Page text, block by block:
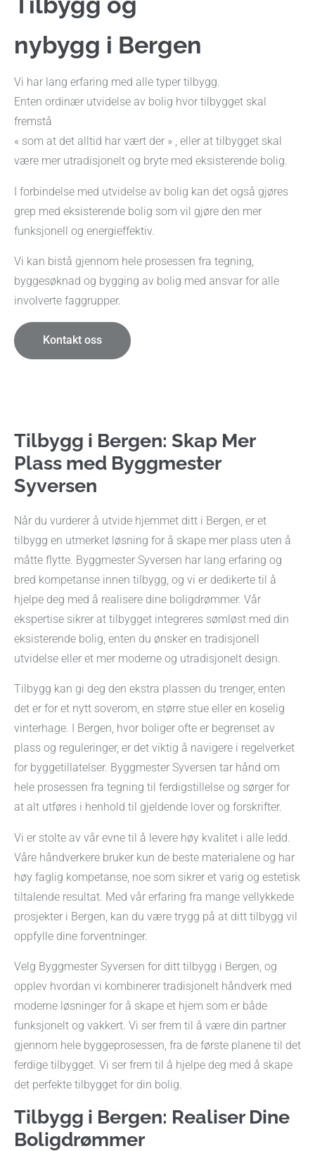
nybygg i Bergen
Vi har lang erfaring med alle typer tilbygg.
Enten ordinær utvidelse av bolig hvor tilbygget skal
fremstå
« som at det alltid har vært der » , eller at tilbygget skal
være mer utradisjonelt og bryte med eksisterende bolig.
I forbindelse med utvidelse av bolig kan det også gjøres
grep med eksisterende bolig som vil gjøre den mer
funksjonell og energieffektiv.
Vi kan bistå gjennom hele prosessen fra tegning,
byggesøknad og bygging av bolig med ansvar for alle
involverte faggrupper.
Kontakt oss
Tilbygg i Bergen: Skap Mer
Plass med Byggmester
Syversen
Når du vurderer å utvide hjemmet ditt i Bergen, er et
tilbygg en utmerket løsning for å skape mer plass uten å
måtte flytte. Byggmester Syversen har lang erfaring og
bred kompetanse innen tilbygg, og vi er dedikerte til å
hjelpe deg med å realisere dine boligdrømmer. Vår
ekspertise sikrer at tilbygget integreres sømløst med din
eksisterende bolig, enten du ønsker en tradisjonell
utvidelse eller et mer moderne og utradisjonelt design.
Tilbygg kan gi deg den ekstra plassen du trenger, enten
det er for et nytt soverom, en større stue eller en koselig
vinterhage. I Bergen, hvor boliger ofte er begrenset av
plass og reguleringer, er det viktig å navigere i regelverket
for byggetillatelser. Byggmester Syversen tar hånd om
hele prosessen fra tegning til ferdigstillelse og sørger for
at alt utføres i henhold til gjeldende lover og forskrifter.
Vi er stolte av vår evne til å levere høy kvalitet i alle ledd.
Våre håndverkere bruker kun de beste materialene og har
høy faglig kompetanse, noe som sikrer et varig og estetisk
tiltalende resultat. Med vår erfaring fra mange vellykkede
prosjekter i Bergen, kan du være trygg på at ditt tilbygg vil
oppfylle dine forventninger.
Velg Byggmester Syversen for ditt tilbygg i Bergen, og
opplev hvordan vi kombinerer tradisjonelt håndverk med
moderne løsninger for å skape et hjem som er både
funksjonelt og vakkert. Vi ser frem til å være din partner
gjennom hele byggeprosessen, fra de første planene til det
ferdige tilbygget. Vi ser frem til å hjelpe deg med å skape
det perfekte tilbygget for din bolig.
Tilbygg i Bergen: Realiser Dine
Boligdrømmer